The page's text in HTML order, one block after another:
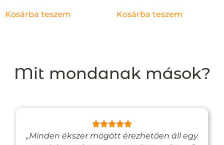
Kosárba teszem Kosárba teszem
Mit mondanak mások?
„Minden ékszer mögött érezhetően áll egy